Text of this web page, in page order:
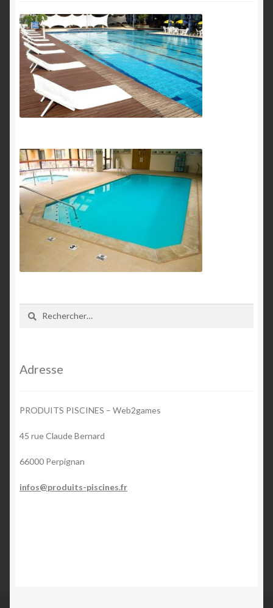
Adresse
PRODUITS PISCINES – Web2games
45 rue Claude Bernard
66000 Perpignan
infos@produits-piscines.fr